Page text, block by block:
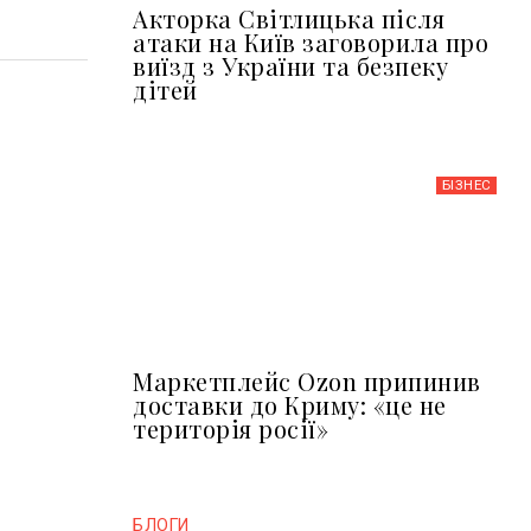
Акторка Світлицька після
атаки на Київ заговорила про
виїзд з України та безпеку
дітей
БІЗНЕС
Маркетплейс Ozon припинив
доставки до Криму: «це не
територія росії»
БЛОГИ